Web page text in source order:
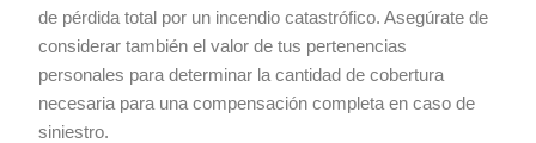
de pérdida total por un incendio catastrófico. Asegúrate de
considerar también el valor de tus pertenencias
personales para determinar la cantidad de cobertura
necesaria para una compensación completa en caso de
siniestro.